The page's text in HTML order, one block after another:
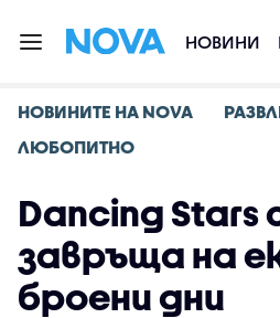
НОВИНИ
НОВИНИТЕ НА NOVA
ЛЮБОПИТНО
Dancing Stars
завръща на
броени дни